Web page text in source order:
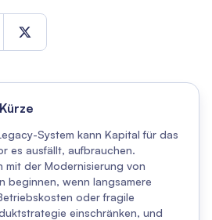
System kann Kapital für das
es ausfällt, aufbrauchen.
mit der Modernisierung von
beginnen, wenn langsamere
oder fragile
einschränken, und